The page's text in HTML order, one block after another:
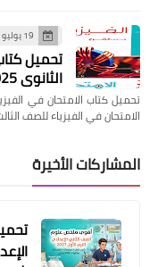
19 يوليو 2025
تحميل
الثانوي 2025 - 2026
الامتحان في الفيزياء للصف الثالث
المشاركات الأخيرة